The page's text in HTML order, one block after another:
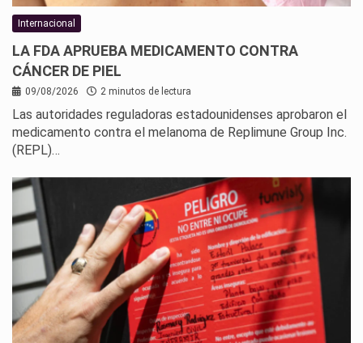
Internacional
LA FDA APRUEBA MEDICAMENTO CONTRA
CÁNCER DE PIEL
09/08/2026 2 minutos de lectura
Las autoridades reguladoras estadounidenses aprobaron el
medicamento contra el melanoma de Replimune Group Inc.
(REPL)…